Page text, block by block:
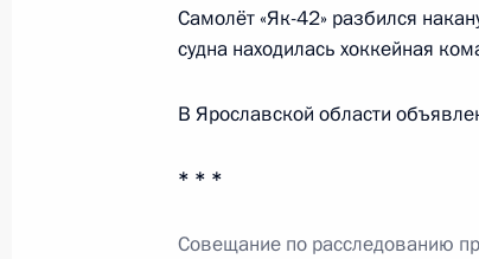
Дмитрий Медведев почтил
7 сентября 2011 года, среда
Самолёт «Як-42» разбился
судна находилась хоккейная
В Ярославской области
* * *
Совещание по расследованию